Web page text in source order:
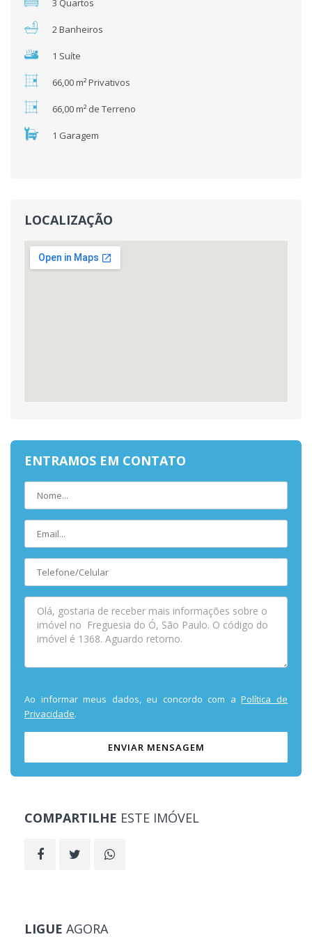
3 Quartos
2 Banheiros
1 Suíte
66,00 m² Privativos
66,00 m² de Terreno
1 Garagem
LOCALIZAÇÃO
ENTRAMOS EM CONTATO
Ao informar meus dados, eu concordo com aPolítica de
Privacidade.
ENVIAR MENSAGEM
COMPARTILHE ESTE IMÓVEL
LIGUE AGORA